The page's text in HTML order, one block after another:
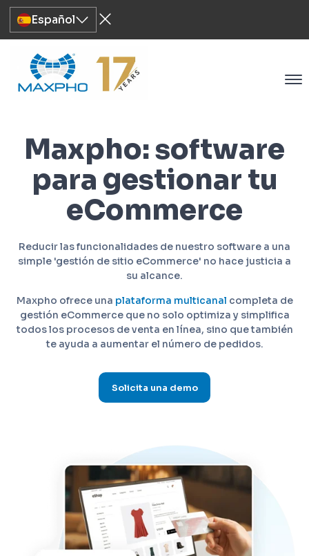
Español
Maxpho: software
para gestionar tu
eCommerce
Reducir las funcionalidades de nuestro software a una
simple 'gestión de sitio eCommerce' no hace justicia a
su alcance.
Maxpho ofrece una plataforma multicanal completa de
gestión eCommerce que no solo optimiza y simplifica
todos los procesos de venta en línea, sino que también
te ayuda a aumentar el número de pedidos.
Solicita una demo